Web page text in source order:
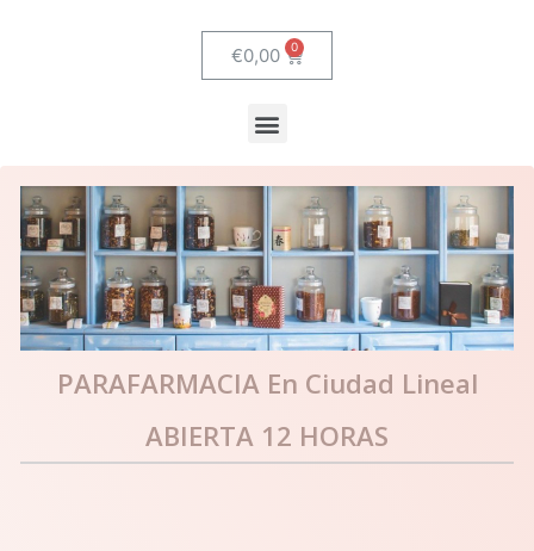
€0,00
PARAFARMACIA En Ciudad Lineal
ABIERTA 12 HORAS